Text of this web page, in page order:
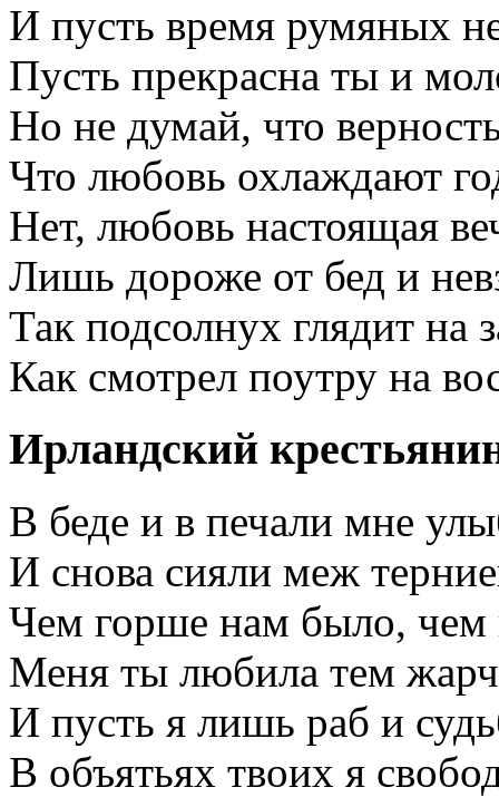
И пусть время румяных
Пусть прекрасна ты и
Но не думай, что
Что любовь охлаждают
Нет, любовь настоящая
Лишь дороже от бед и
Так подсолнух глядит на
Как смотрел поутру на
Ирландский
В беде и в печали мне
И снова сияли меж
Чем горше нам было, чем
Меня ты любила тем
И пусть я лишь раб и
В объятьях твоих я